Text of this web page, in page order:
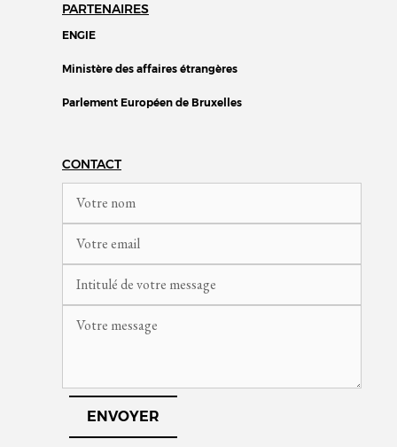
PARTENAIRES
ENGIE
Ministère des affaires étrangères
Parlement Européen de Bruxelles
CONTACT